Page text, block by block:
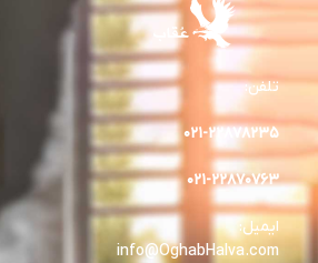
تلفن:
۰۲۱-۲۲۸۷۸۲٣۵
۰۲۱-۲۲۸۷۰۷۶۳
ایمیل:
info@OghabHalva.com